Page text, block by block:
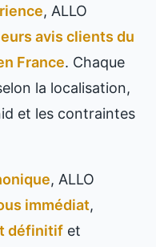
, ALLO
avis clients du
France. Chaque
la localisation,
et les contraintes
, ALLO
immédiat,
définitif et